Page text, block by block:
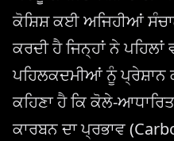
ਕੋਸ਼ਿਸ਼ ਕਈ ਅਜਿਹੀਆਂ
ਕਰਦੀ ਹੈ ਜਿਨ੍ਹਾਂ ਨੇ ਪਹਿਲਾਂ
ਪਹਿਲਕਦਮੀਆਂ ਨੂੰ ਪ੍ਰੇਸ਼ਾਨ
ਕਹਿਣਾ ਹੈ ਕਿ ਕੋਲੇ-
ਕਾਰਬਨ ਦਾ ਪ੍ਰਭਾਵ